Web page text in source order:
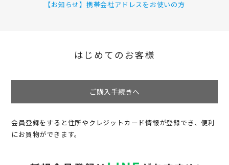
【お知らせ】携帯会社アドレスをお使いの方
はじめてのお客様
ご購入手続きへ
会員登録をすると住所やクレジットカード情報が登録でき、便利
にお買物ができます。